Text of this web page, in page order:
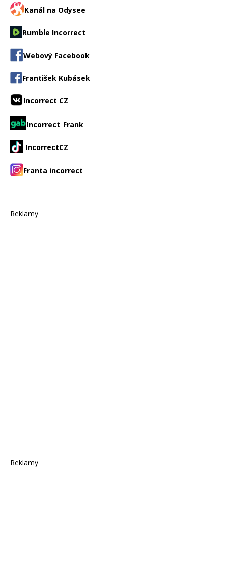
Kanál na Odysee
Rumble Incorrect
Webový Facebook
František Kubásek
Incorrect CZ
Incorrect_Frank
IncorrectCZ
Franta incorrect
Reklamy
Reklamy